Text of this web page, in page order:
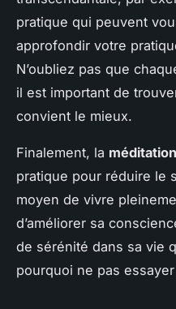
pratique qui peuvent
approfondir votre
N’oubliez pas que
il est important de
convient le mieux.
Finalement, la méditation
pratique pour réduire le
moyen de vivre
d’améliorer sa
de sérénité dans sa vie
pourquoi ne pas essayer